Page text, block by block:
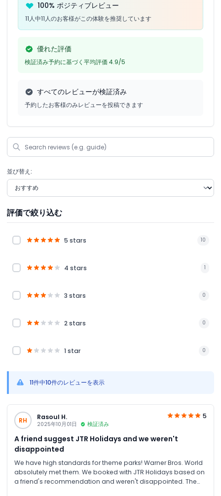
100% ポジティブレビュー
11人中11人のお客様がこの体験を推奨しています
優れた評価
検証済み予約に基づく平均評価 4.9/5
すべてのレビューが検証済み
予約したお客様のみレビューを投稿できます
並び替え:
評価で絞り込む
5 stars 10
4 stars 1
3 stars 0
2 stars 0
1 star 0
11件中10件のレビューを表示
RH Rasoul H.
2025年10月01日 検証済み
5
A friend suggest JTR Holidays and we weren't
disappointed
We have high standards for theme parks! Warner Bros. World
absolutely met them. We booked with JTR Holidays based on
a friend's recommendation and weren't disappointed. The